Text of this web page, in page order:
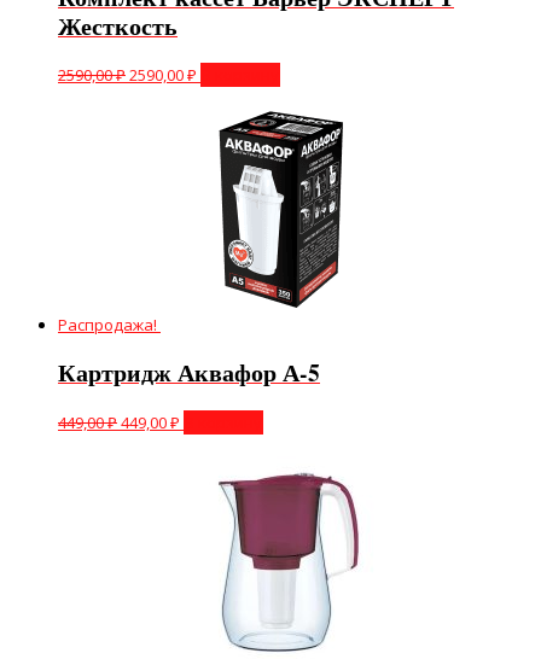
Жесткость
2590,00₽2590,00₽
Распродажа!
Картридж Аквафор А-5
449,00₽449,00₽